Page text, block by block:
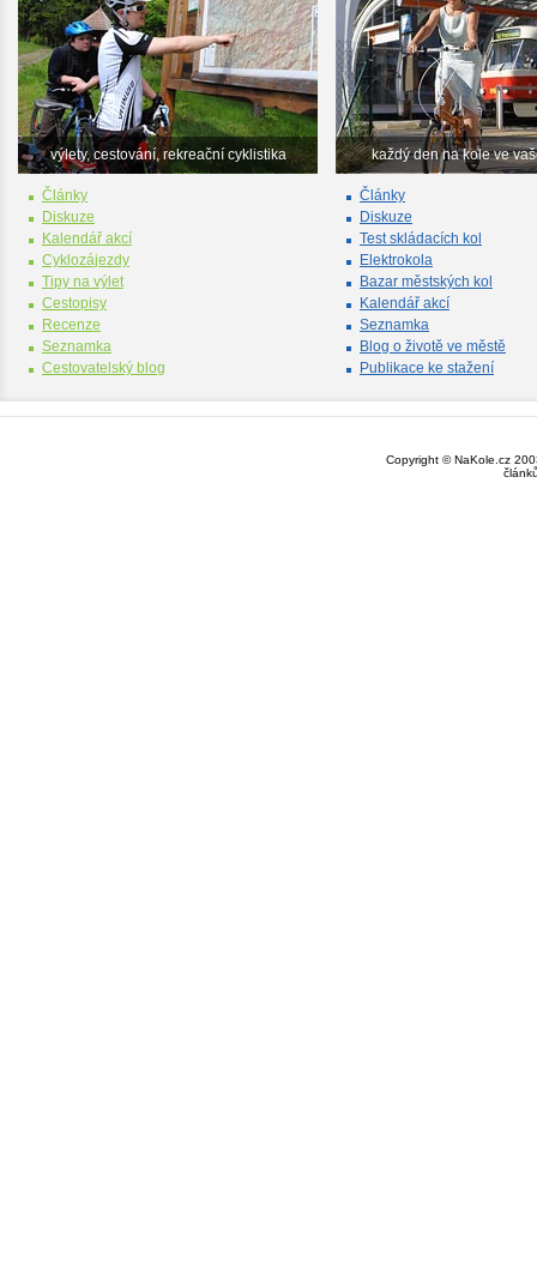
výlety, cestování, rekreační cyklistika
Články
Diskuze
Kalendář akcí
Cyklozájezdy
Tipy na výlet
Cestopisy
Recenze
Seznamka
Cestovatelský blog
každý den na kole ve
Články
Diskuze
Test skládacích kol
Elektrokola
Bazar městských kol
Kalendář akcí
Seznamka
Blog o životě ve městě
Publikace ke stažení
Copyright © NaKole.cz